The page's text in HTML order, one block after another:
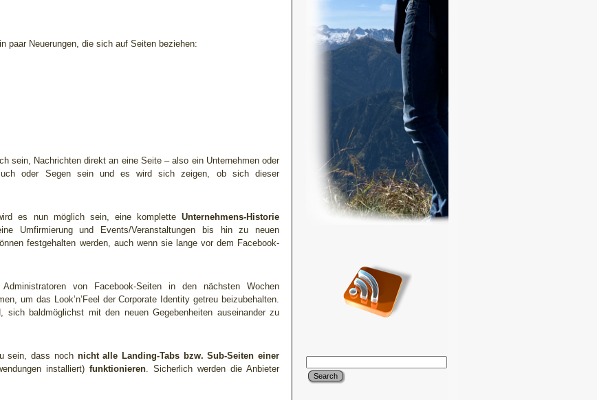
paar Neuerungen, die sich auf Seiten beziehen:
sein, Nachrichten direkt an eine Seite – also ein Unternehmen oder
oder Segen sein und es wird sich zeigen, ob sich dieser
es nun möglich sein, eine komplette Unternehmens-Historie
Umfirmierung und Events/Veranstaltungen bis hin zu neuen
festgehalten werden, auch wenn sie lange vor dem Facebook-
von Facebook-Seiten in den nächsten Wochen
um das Look’n’Feel der Corporate Identity getreu beizubehalten.
sich baldmöglichst mit den neuen Gegebenheiten auseinander zu
sein, dass noch nicht alle Landing-Tabs bzw. Sub-Seiten einer
installiert) funktionieren . Sicherlich werden die Anbieter